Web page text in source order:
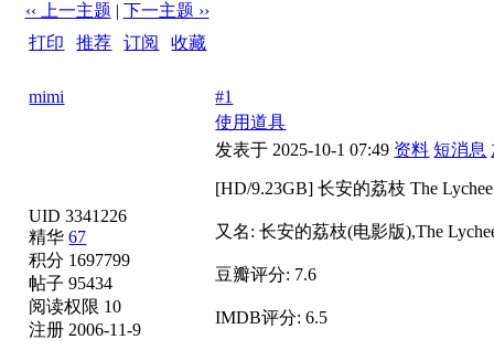
‹‹ 上一主题 | 下一主题 ››
打印 |推荐 |订阅 |收藏
mimi
UID 3341226
精华67
积分 1697799
帖子 95434
阅读权限 10
注册 2006-11-9
#1
使用道具
发表于 2025-10-1 07:49 资料 短消息
[HD/9.23GB] 长安的荔枝 The
又名: 长安的荔枝(电影版),The
豆瓣评分: 7.6
IMDB评分: 6.5